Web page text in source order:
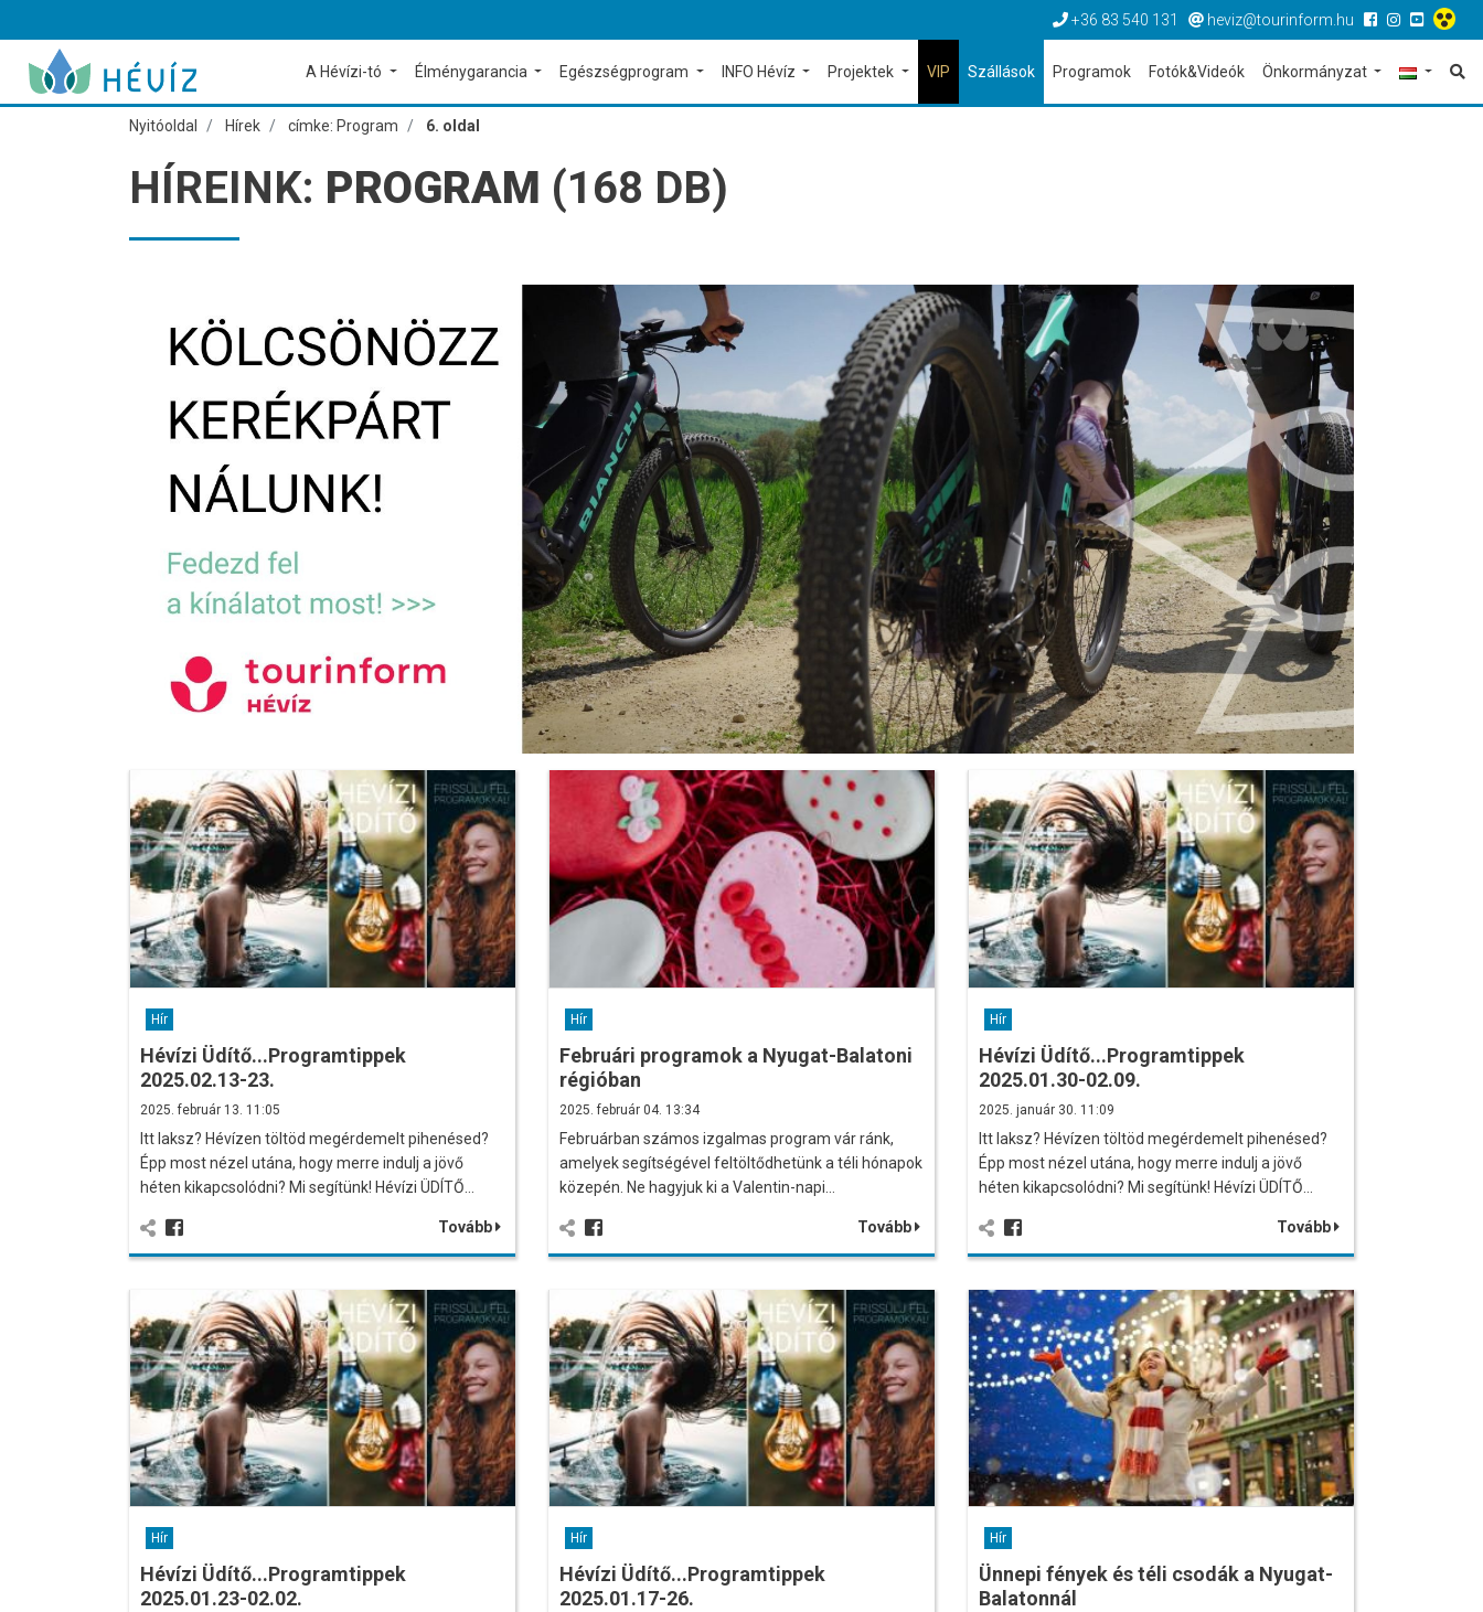
+36 83 540 131 heviz@tourinform.hu
A Hévízi-tó Élménygarancia Egészségprogram INFO Hévíz Projektek VIP Szállások Programok Fotók&Videók Önkormányzat
Nyitóoldal Hírek címke: Program 6. oldal
HÍREINK: PROGRAM (168 DB)
Hír
Hévízi Üdítő...Programtippek
2025.02.13-23.
2025. február 13. 11:05
Itt laksz? Hévízen töltöd megérdemelt pihenésed?
Épp most nézel utána, hogy merre indulj a jövő
héten kikapcsolódni? Mi segítünk! Hévízi ÜDÍTŐ…
Tovább
Hír
Februári programok a Nyugat-Balatoni
régióban
2025. február 04. 13:34
Februárban számos izgalmas program vár ránk,
amelyek segítségével feltöltődhetünk a téli hónapok
közepén. Ne hagyjuk ki a Valentin-napi…
Tovább
Hír
Hévízi Üdítő...Programtippek
2025.01.30-02.09.
2025. január 30. 11:09
Itt laksz? Hévízen töltöd megérdemelt pihenésed?
Épp most nézel utána, hogy merre indulj a jövő
héten kikapcsolódni? Mi segítünk! Hévízi ÜDÍTŐ…
Tovább
Hír
Hévízi Üdítő...Programtippek
2025.01.23-02.02.
Hír
Hévízi Üdítő...Programtippek
2025.01.17-26.
Hír
Ünnepi fények és téli csodák a Nyugat-
Balatonnál